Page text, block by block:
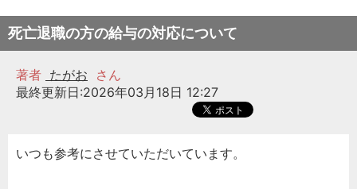
死亡退職の方の給与の対応について
著者 たがお
さん
最終更新日:2026年03月18日 12:27
いつも参考にさせていただいています。